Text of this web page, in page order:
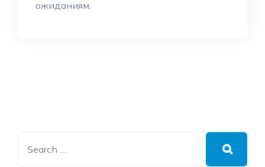
ожиданиям.